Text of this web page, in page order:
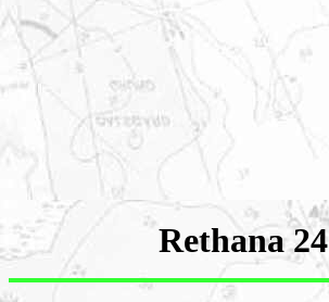
Rethana 24